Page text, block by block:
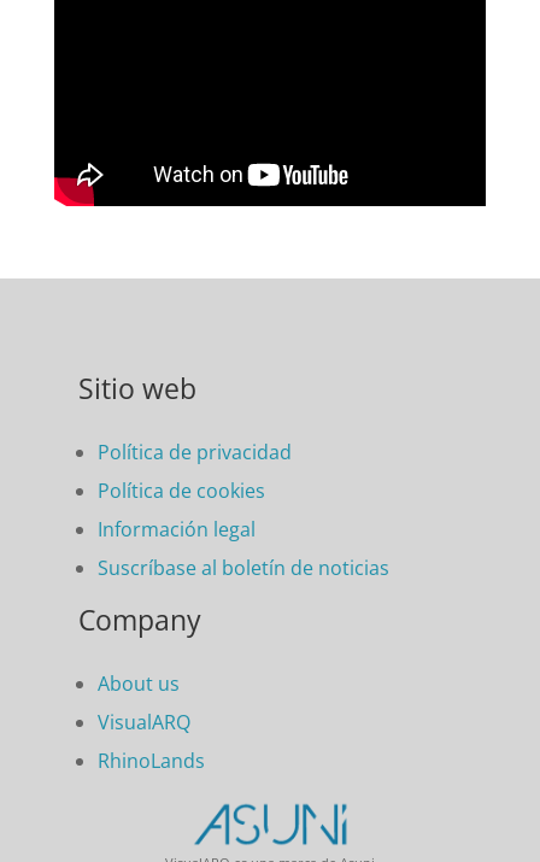
Sitio web
Política de privacidad
Política de cookies
Información legal
Suscríbase al boletín de noticias
Company
About us
VisualARQ
RhinoLands